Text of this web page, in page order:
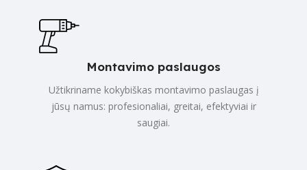
Montavimo paslaugos
Užtikriname kokybiškas montavimo paslaugas į
jūsų namus: profesionaliai, greitai, efektyviai ir
saugiai.